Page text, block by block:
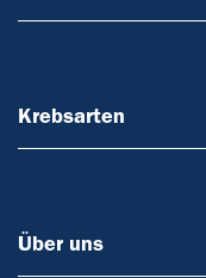
Krebsarten
Über uns